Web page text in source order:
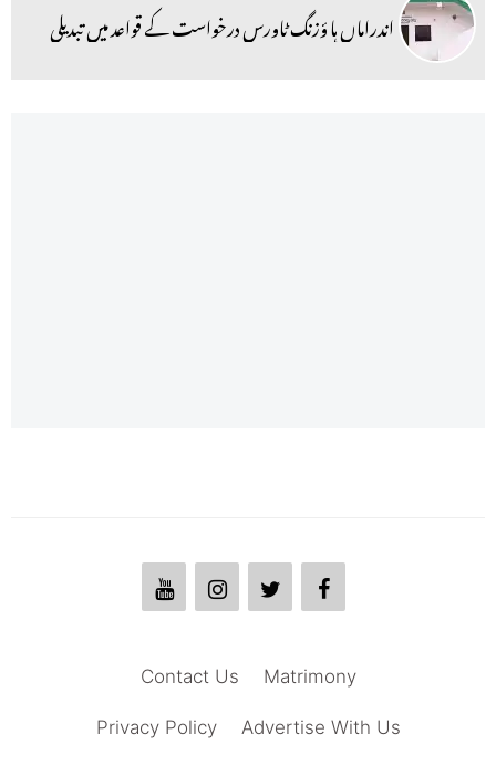
اندراماں ہا ؤزنگ ٹاورس درخواست کے قواعد میں تبدیلی
Matrimony
Contact Us
Advertise With Us
Privacy Policy